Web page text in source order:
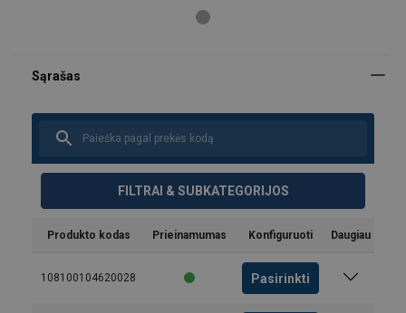
FILTRAI & SUBKATEGORIJOS
Produkto kodas Prieinamumas Konfiguruoti Daugiau
108100104620028 Pasirinkti